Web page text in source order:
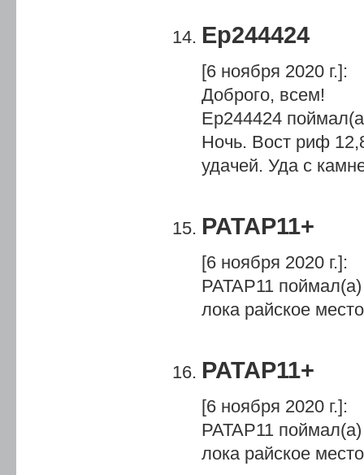
Ер244424
[6 ноября 2020 г.]:
Доброго, всем!
Ер244424
Ночь. Вост риф
удачей. Уда с
PATAP11+
[6 ноября 2020 г.]:
PATAP11
лока райское
PATAP11+
[6 ноября 2020 г.]:
PATAP11
лока райское